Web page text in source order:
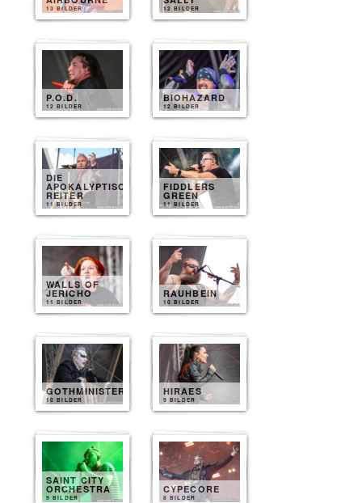
13 BILDER 12 BILDER
P.O.D.
12 BILDER
BIOHAZARD
12 BILDER
DIE
APOKALYPTISCHEN
REITER
11 BILDER
FIDDLERS
GREEN
11 BILDER
WALLS OF
JERICHO
11 BILDER
RAUHBEIN
10 BILDER
GOTHMINISTER
10 BILDER
HIRAES
9 BILDER
SAINT CITY
ORCHESTRA
9 BILDER
CYPECORE
8 BILDER